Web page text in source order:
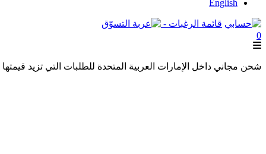
English
قائمة الرغبات -
0
شحن مجاني داخل الإمارات العربية المتحدة للطلبات التي تزيد قيمتها عن 250 درهمًا إماراتيًا. شحن مجاني عالميًا للطلبات التي تزيد قيمتها عن 600 درهم